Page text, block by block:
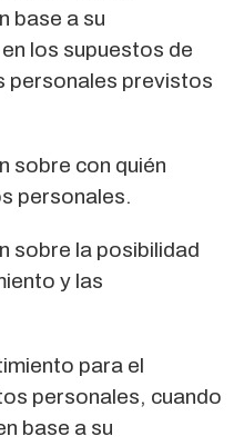
base a su
los supuestos de
personales previstos
sobre con quién
personales.
sobre la posibilidad
y las
para el
personales, cuando
base a su